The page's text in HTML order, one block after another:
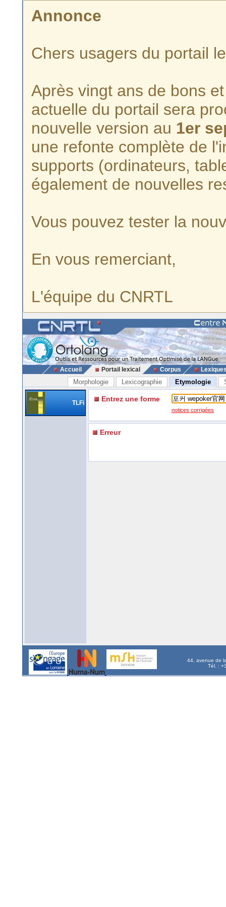
Annonce
Chers usagers du portail
Après vingt ans de bons
actuelle du portail sera
nouvelle version au 1er
une refonte complète de
supports (ordinateurs,
également de nouvelles
Vous pouvez tester la
En vous remerciant,
L'équipe du CNRTL
Accueil Portail lexical Corpus
Morphologie Lexicographie Etymologie
TLFi Entrez une forme
notices corrigées
Erreur
44, avenue de
Tél. :